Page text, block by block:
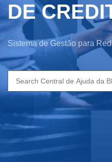
DE
Sistema de Gestão para
Search
for: